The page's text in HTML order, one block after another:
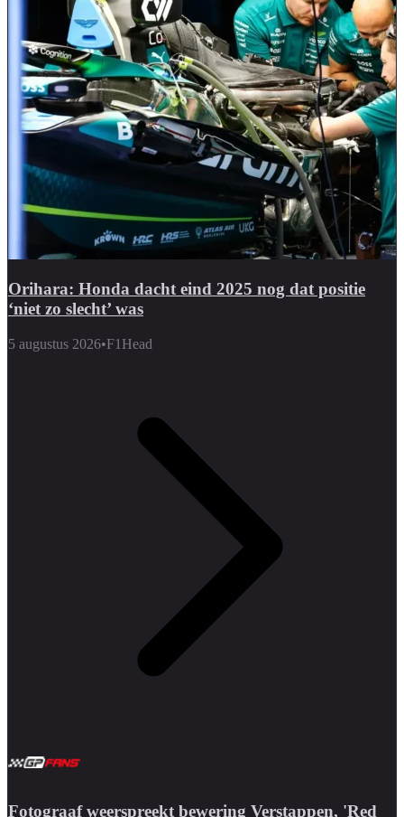
Orihara: Honda dacht eind 2025 nog dat positie
‘niet zo slecht’ was
5 augustus 2026•F1Head
Fotograaf weerspreekt bewering Verstappen, 'Red